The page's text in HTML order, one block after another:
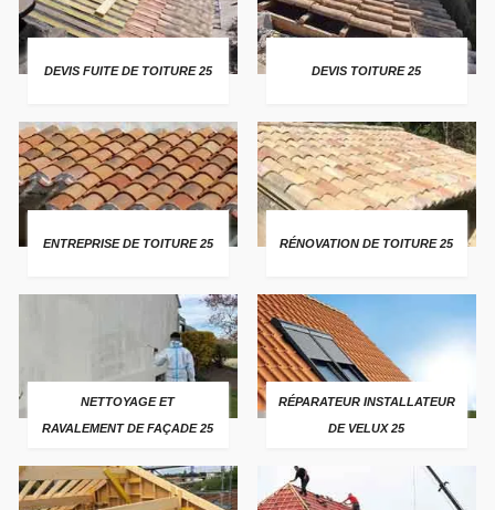
DEVIS FUITE DE TOITURE 25 DEVIS TOITURE 25
ENTREPRISE DE TOITURE 25 RÉNOVATION DE TOITURE 25
NETTOYAGE ET
RAVALEMENT DE FAÇADE 25
RÉPARATEUR INSTALLATEUR
DE VELUX 25